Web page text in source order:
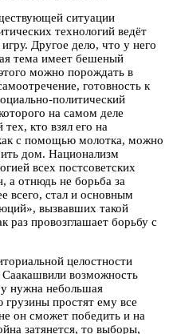
ситуации
технологий ведёт
Другое дело, что у него
тема имеет бешеный
можно порождать в
готовность к
политический
на самом деле
тех, кто взял его на
с помощью молотка, можно
дом. Национализм
всех постсоветских
а отнюдь не борьба за
всего, стал и основным
вызвавших такой
раз провозглашает борьбу с
целостности
возможность
нужна небольшая
грузины простят ему все
он сможет победить и на
затянется, то выборы,